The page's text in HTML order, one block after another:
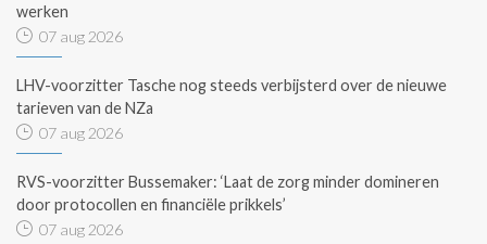
werken
07 aug 2026
LHV-voorzitter Tasche nog steeds verbijsterd over de nieuwe
tarieven van de NZa
07 aug 2026
RVS-voorzitter Bussemaker: ‘Laat de zorg minder domineren
door protocollen en financiële prikkels’
07 aug 2026